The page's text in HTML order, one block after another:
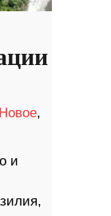
Новое,
и